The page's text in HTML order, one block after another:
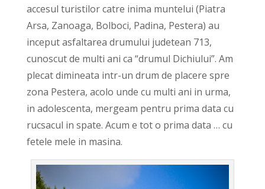
accesul turistilor catre inima muntelui (Piatra
Arsa, Zanoaga, Bolboci, Padina, Pestera) au
inceput asfaltarea drumului judetean 713,
cunoscut de multi ani ca “drumul Dichiului”. Am
plecat dimineata intr-un drum de placere spre
zona Pestera, acolo unde cu multi ani in urma,
in adolescenta, mergeam pentru prima data cu
rucsacul in spate. Acum e tot o prima data … cu
fetele mele in masina.